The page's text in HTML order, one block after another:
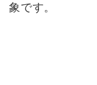
象です。